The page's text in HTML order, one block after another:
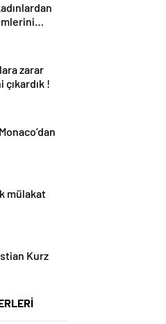
zarar
!
mülakat
Kurz